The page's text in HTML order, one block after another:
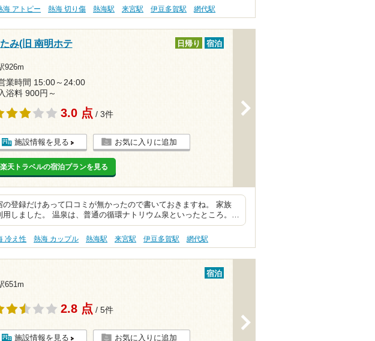
海 アトピー 熱海 切り傷 熱海駅 来宮駅 伊豆多賀駅 網代駅
み(旧 南明ホテ
926m
日帰り 宿泊
業時間 15:00～24:00
浴料 900円～
3.0 点 / 3件
施設情報を見る お気に入りに追加
楽天トラベルの宿泊プランを見る
登録だけあって口コミが無かったので書いておきますね。 家族
用しました。 温泉は、普通の循環ナトリウム泉といったところ。…
冷え性 熱海 カップル 熱海駅 来宮駅 伊豆多賀駅 網代駅
651m
宿泊
2.8 点 / 5件
施設情報を見る お気に入りに追加